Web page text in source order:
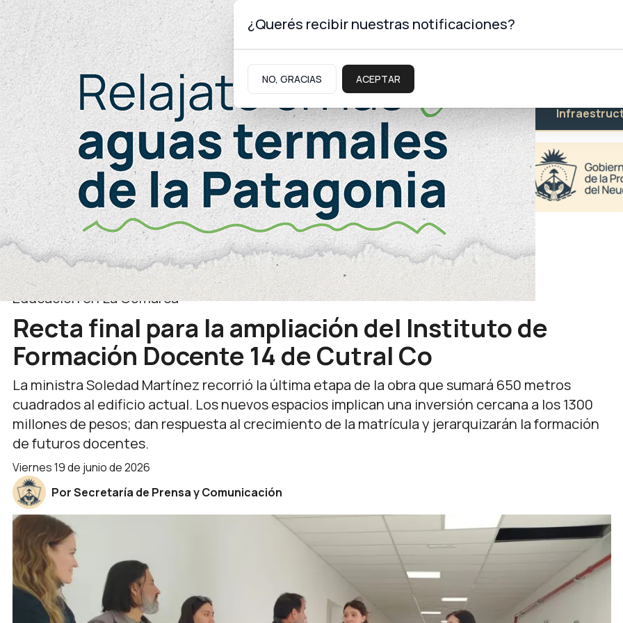
Viernes 7 deAgosto de 2026
Neuquinidad Gabinete Turismo Educación Salud
Educación
Educación en La Comarca
Recta final para la ampliación del Instituto de
Formación Docente 14 de Cutral Co
La ministra Soledad Martínez recorrió la última etapa de la obra que sumará 650 metros
cuadrados al edificio actual. Los nuevos espacios implican una inversión cercana a los 1300
millones de pesos; dan respuesta al crecimiento de la matrícula y jerarquizarán la formación
de futuros docentes.
viernes 19 de junio de 2026
Por Secretaría de Prensa y Comunicación
¿Querés recibir nuestras notificaciones?
NO, GRACIAS ACEPTAR